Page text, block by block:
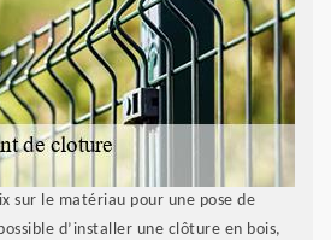
sur le matériau pour une pose de
d’installer une clôture en bois,